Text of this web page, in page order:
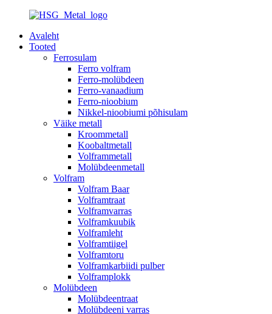
Avaleht
Tooted
Ferrosulam
Ferro volfram
Ferro-molübdeen
Ferro-vanaadium
Ferro-nioobium
Nikkel-nioobiumi põhisulam
Väike metall
Kroommetall
Koobaltmetall
Volframmetall
Molübdeenmetall
Volfram
Volfram Baar
Volframtraat
Volframvarras
Volframkuubik
Volframleht
Volframtiigel
Volframtoru
Volframkarbiidi pulber
Volframplokk
Molübdeen
Molübdeentraat
Molübdeeni varras